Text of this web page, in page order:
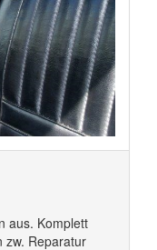
aus. Komplett
zw. Reparatur